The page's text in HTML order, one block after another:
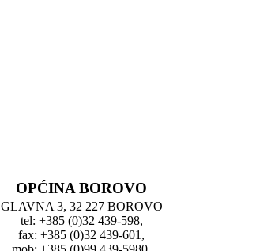
OPĆINA BOROVO
GLAVNA 3, 32 227 BOROVO
tel: +385 (0)32 439-598,
fax: +385 (0)32 439-601,